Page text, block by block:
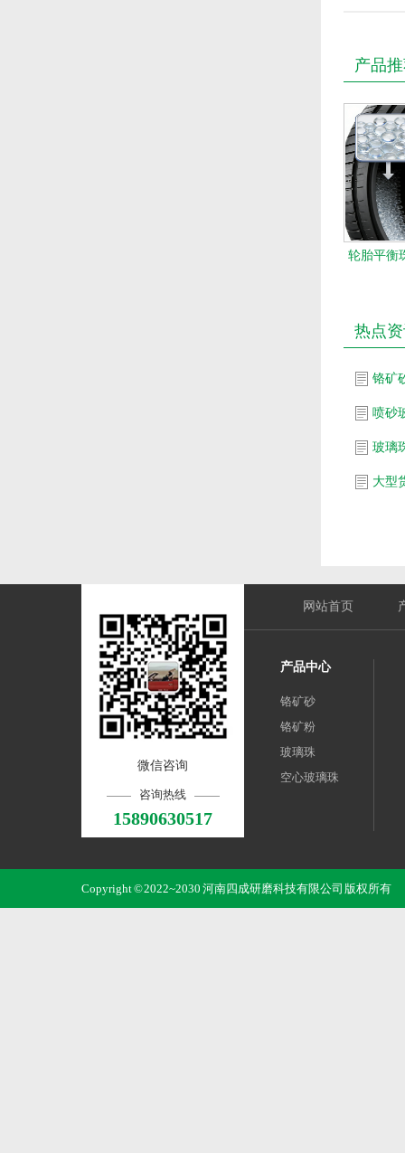
产品
轮胎平衡
热点
铬矿
喷砂
玻璃
微信咨询
咨询热线
15890630517
网站首页
产品中心
铬矿砂
铬矿粉
玻璃珠
空心玻璃珠
Copyright © 2022~2030 河南四成研磨科技有限公司 版权所